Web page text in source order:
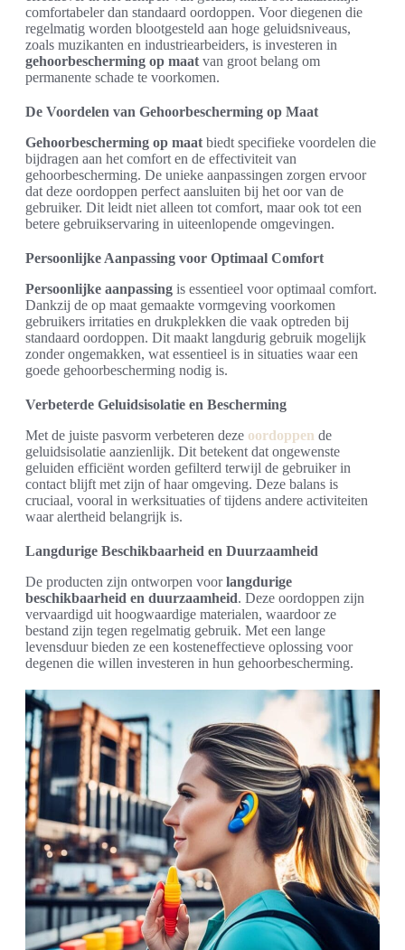
comfortabeler dan standaard oordoppen. Voor diegenen die
regelmatig worden blootgesteld aan hoge geluidsniveaus,
zoals muzikanten en industriearbeiders, is investeren in
gehoorbescherming op maat van groot belang om
permanente schade te voorkomen.
De Voordelen van Gehoorbescherming op Maat
Gehoorbescherming op maat biedt specifieke voordelen die
bijdragen aan het comfort en de effectiviteit van
gehoorbescherming. De unieke aanpassingen zorgen ervoor
dat deze oordoppen perfect aansluiten bij het oor van de
gebruiker. Dit leidt niet alleen tot comfort, maar ook tot een
betere gebruikservaring in uiteenlopende omgevingen.
Persoonlijke Aanpassing voor Optimaal Comfort
Persoonlijke aanpassing is essentieel voor optimaal comfort.
Dankzij de op maat gemaakte vormgeving voorkomen
gebruikers irritaties en drukplekken die vaak optreden bij
standaard oordoppen. Dit maakt langdurig gebruik mogelijk
zonder ongemakken, wat essentieel is in situaties waar een
goede gehoorbescherming nodig is.
Verbeterde Geluidsisolatie en Bescherming
Met de juiste pasvorm verbeteren deze oordoppen de
geluidsisolatie aanzienlijk. Dit betekent dat ongewenste
geluiden efficiënt worden gefilterd terwijl de gebruiker in
contact blijft met zijn of haar omgeving. Deze balans is
cruciaal, vooral in werksituaties of tijdens andere activiteiten
waar alertheid belangrijk is.
Langdurige Beschikbaarheid en Duurzaamheid
De producten zijn ontworpen voorlangdurige
beschikbaarheid en duurzaamheid. Deze oordoppen zijn
vervaardigd uit hoogwaardige materialen, waardoor ze
bestand zijn tegen regelmatig gebruik. Met een lange
levensduur bieden ze een kosteneffectieve oplossing voor
degenen die willen investeren in hun gehoorbescherming.